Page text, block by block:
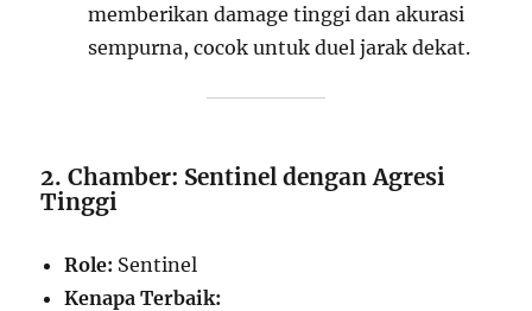
memberikan damage tinggi dan akurasi
sempurna, cocok untuk duel jarak dekat.
2. Chamber: Sentinel dengan Agresi
Tinggi
Role: Sentinel
Kenapa Terbaik: